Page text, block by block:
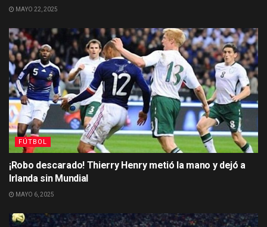
MAYO 22, 2025
FÚTBOL
¡Robo descarado! Thierry Henry metió la mano y dejó a
Irlanda sin Mundial
MAYO 6, 2025